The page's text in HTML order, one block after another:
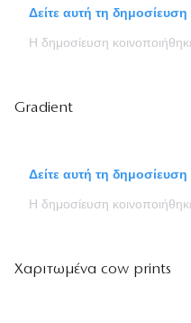
Δείτε αυτή τη
Η δημοσίευση
Gradient
Δείτε αυτή τη
Η δημοσίευση
Χαριτωμένα cow prints